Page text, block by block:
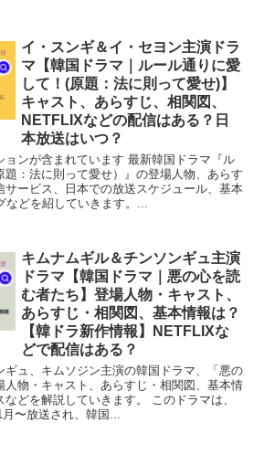
イ・スンギ＆イ・セヨン主演ドラ
マ【韓国ドラマ｜ルール通りに愛
して！(原題：法に則って愛せ)】
キャスト、あらすじ、相関図、
NETFLIXなどの配信はある？日
本放送はいつ？
ンが含まれています 最新韓国ドラマ『ル
題：法に則って愛せ）』の登場人物、あらす
サービス、日本での放送スケジュール、基本
どを紹していきます。...
キムナムギル＆チンソンギュ主演
ドラマ【韓国ドラマ｜悪の心を読
む者たち】登場人物・キャスト、
あらすじ・相関図、基本情報は？
【韓ドラ新作情報】NETFLIXな
どで配信はある？
ギュ、キムソジン主演の韓国ドラマ、「悪の
人物・キャスト、あらすじ・相関図、基本情
どを解説していきます。 このドラマは、
〜放送され、韓国...